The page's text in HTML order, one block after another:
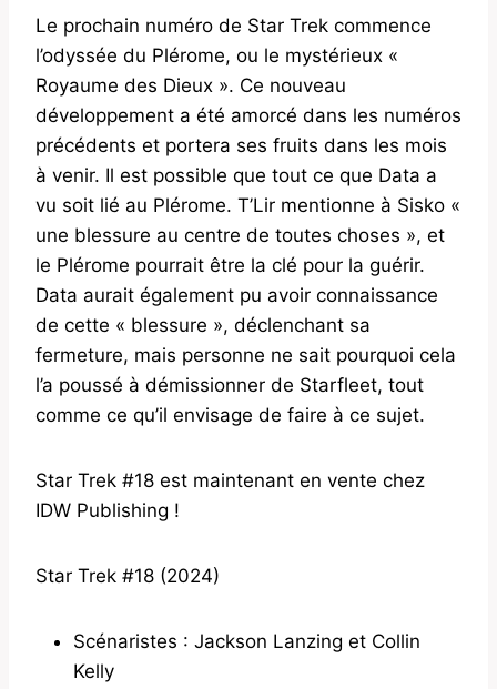
Le prochain numéro de Star Trek commence
l’odyssée du Plérome, ou le mystérieux «
Royaume des Dieux ». Ce nouveau
développement a été amorcé dans les numéros
précédents et portera ses fruits dans les mois
à venir. Il est possible que tout ce que Data a
vu soit lié au Plérome. T’Lir mentionne à Sisko «
une blessure au centre de toutes choses », et
le Plérome pourrait être la clé pour la guérir.
Data aurait également pu avoir connaissance
de cette « blessure », déclenchant sa
fermeture, mais personne ne sait pourquoi cela
l’a poussé à démissionner de Starfleet, tout
comme ce qu’il envisage de faire à ce sujet.
Star Trek #18 est maintenant en vente chez
IDW Publishing !
Star Trek #18 (2024)
Scénaristes : Jackson Lanzing et Collin
Kelly